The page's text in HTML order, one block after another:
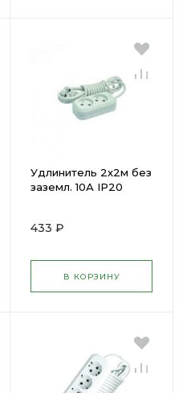
Удлинитель 2х2м без
заземл. 10А IP20
433 ₽
В КОРЗИНУ